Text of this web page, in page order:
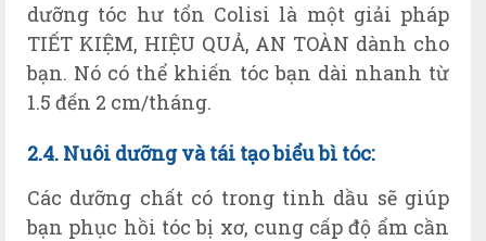
dưỡng tóc hư tổn Colisi là một giải pháp
TIẾT KIỆM, HIỆU QUẢ, AN TOÀN dành cho
bạn. Nó có thể khiến tóc bạn dài nhanh từ
1.5 đến 2 cm/tháng.
2.4. Nuôi dưỡng và tái tạo biểu bì tóc:
Các dưỡng chất có trong tinh dầu sẽ giúp
bạn phục hồi tóc bị xơ, cung cấp độ ẩm cần